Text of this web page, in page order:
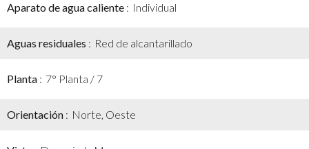
Aparato de agua caliente Individual
Aguas residuales Red de alcantarillado
Planta 7° Planta / 7
Orientación Norte, Oeste